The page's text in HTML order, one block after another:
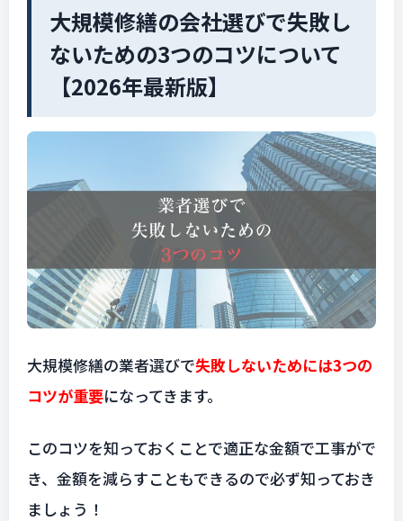
大規模修繕の会社選びで失敗し
ないための3つのコツについて
【2026年最新版】
大規模修繕の業者選びで失敗しないためには3つの
コツが重要になってきます。
このコツを知っておくことで適正な金額で工事がで
き、金額を減らすこともできるので必ず知っておき
ましょう！